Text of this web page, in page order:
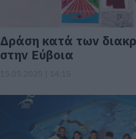
Δράση κατά των
στην Εύβοια